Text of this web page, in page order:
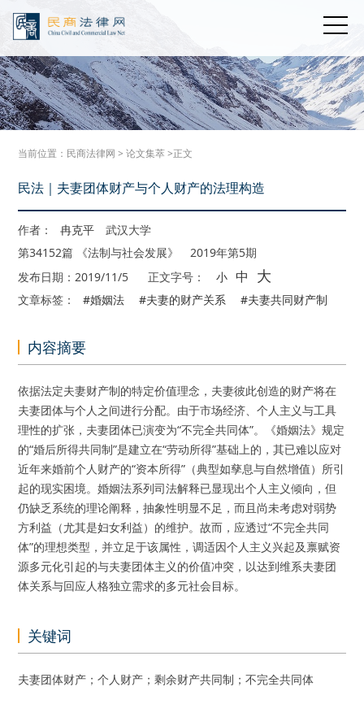
当前位置： 民商法律网 >论文集萃>正文
民法｜夫妻团体财产与个人财产的法理构造
作者： 冉克平 武汉大学
第34152篇 《法制与社会发展》 2019年第5期
发布日期：2019/11/5
正文字号： 小 中 大
文章标签： #婚姻法 #夫妻的财产关系 #夫妻共同财产制
内容摘要
依据法定夫妻财产制的特定价值理念，夫妻彼此创造的财产将在
夫妻团体与个人之间进行分配。由于市场经济、个人主义与工具
理性的扩张，夫妻团体已演变为“不完全共同体”。《婚姻法》规定
的“婚后所得共同制”是建立在“劳动所得”基础上的，其已难以应对
近年来婚前个人财产的“资本所得”（典型如孳息与自然增值）所引
起的现实困境。婚姻法系列司法解释已显现出个人主义倾向，但
仍缺乏系统的理论阐释，抽象性明显不足，而且尚未考虑对弱势
方利益（尤其是妇女利益）的维护。故而，应透过“不完全共同
体”的理想类型，并立足于该属性，调适因个人主义兴起及禀赋资
源多元化引起的与夫妻团体主义的价值冲突，以达到维系夫妻团
体关系与回应人格独立需求的多元社会目标。
关键词
夫妻团体财产；个人财产；剩余财产共同制；不完全共同体